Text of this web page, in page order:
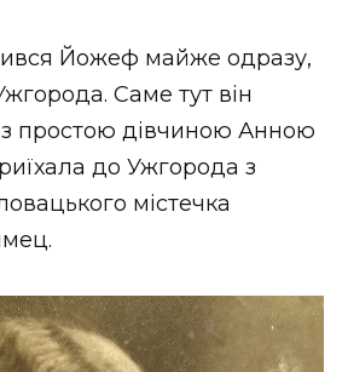
Йожеф майже одразу,
Саме тут він
простою дівчиною Анною
до Ужгорода з
містечка